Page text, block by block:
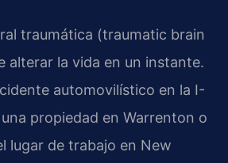
traumática (traumatic brain
alterar la vida en un instante.
automovilístico en la I-
propiedad en Warrenton o
lugar de trabajo en New